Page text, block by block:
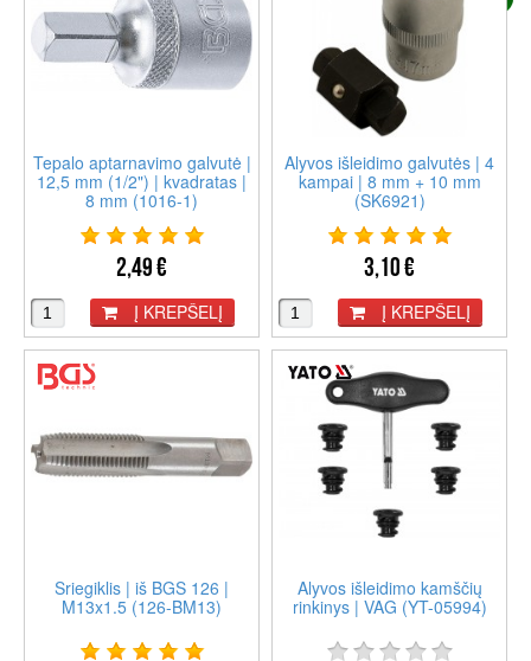
Tepalo aptarnavimo galvutė |
12,5 mm (1/2") | kvadratas |
8 mm (1016-1)
2,49 €
Į KREPŠELĮ
Alyvos išleidimo galvutės | 4
kampai | 8 mm + 10 mm
(SK6921)
3,10 €
Į KREPŠELĮ
Sriegiklis | iš BGS 126 |
M13x1.5 (126-BM13)
Alyvos išleidimo kamščių
rinkinys | VAG (YT-05994)